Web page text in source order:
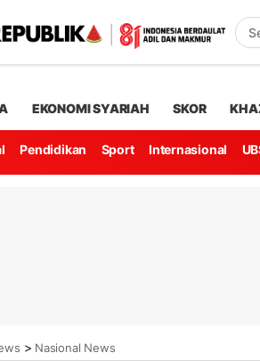
EKONOMI SYARIAH SKOR
Pendidikan Sport Internasional
> Nasional News